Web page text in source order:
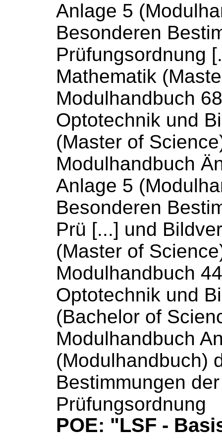
Anlage 5 (
Besonderen
Prüfungsordnung
Mathematik
Modulhandbuch
Optotechnik und
(Master of
Modulhandbuch
Anlage 5 (
Besonderen
Prü [...] und
(Master of
Modulhandbuch
Optotechnik und
(Bachelor of
Modulhandbuch
(Modulhandbuch)
Bestimmungen der
Prüfungsordnung
POE: "LSF -